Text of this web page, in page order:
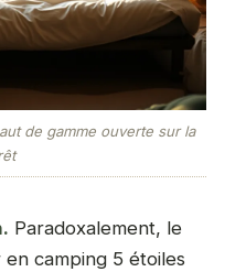
de gamme ouverte sur la
Paradoxalement, le
camping 5 étoiles